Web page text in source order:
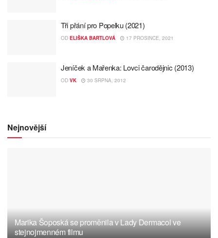
Tři přání pro Popelku (2021)
OD ELIŠKA BARTLOVÁ 17 PROSINCE, 2021
Jeníček a Mařenka: Lovci čarodějnic (2013)
OD VK 30 SRPNA, 2012
Nejnovější
Marika Šoposká se proměnila v Lady Dermacol ve
stejnojmenném filmu